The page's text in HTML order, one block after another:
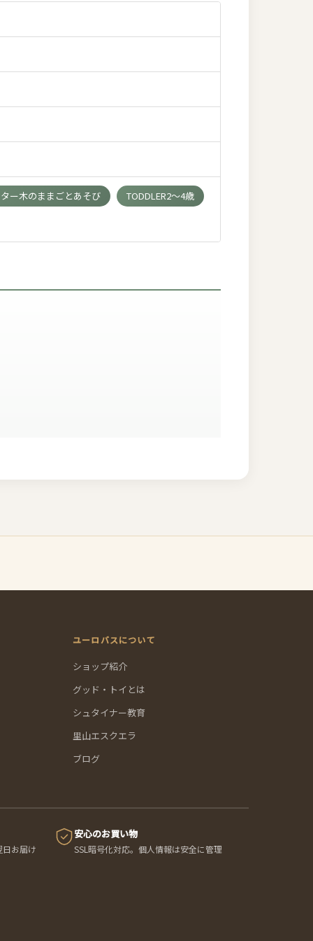
ー木のままごとあそび TODDLER2～4歳
ユーロバスについて
ショップ紹介
グッド・トイとは
シュタイナー教育
里山エスクエラ
ブログ
お届け
安心のお買い物
SSL暗号化対応。個人情報は安全に管理